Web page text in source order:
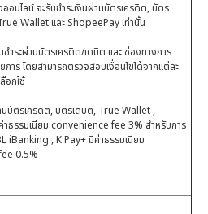
อนไลน์ จะรับชำระเงินผ่านบัตรเครดิต, บัตร
Wallet และ ShopeePay เท่านั้น
ำระผ่านบัตรเครดิต/เดบิต และ ช่องทางการ
การ โดยสามารถตรวจสอบเงื่อนไขได้จากแต่ละ
อกใช้
านบัตรเครดิต, บัตรเดบิต, True Wallet ,
ธรรมเนียม convenience fee 3% สำหรับการ
iBanking , K Pay+ มีค่าธรรมเนียม
0.5%